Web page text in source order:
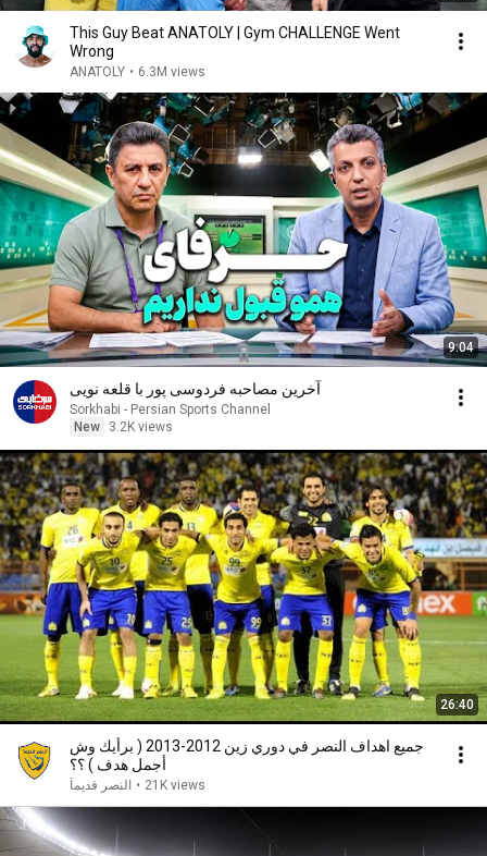
This Guy Beat ANATOLY | Gym CHALLENGE Went
Wrong
ANATOLY • 6.3M views
9:04
آخرین مصاحبه فردوسی پور با قلعه نویی
Sorkhabi - Persian Sports Channel
New
3.2K views
26:40
جميع اهداف النصر في دوري زين 2012-2013 ( برأيك وش
أجمل هدف ) ؟؟
النصر قديماً • 21K views